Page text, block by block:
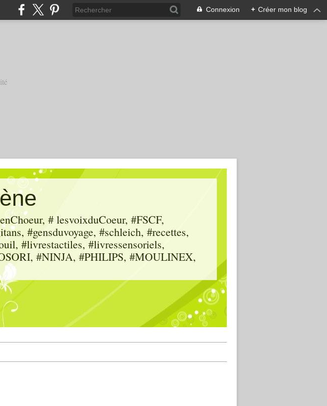
Connexion + Créer mon blog
# lesvoixduCoeur, #FSCF,
#gensduvoyage, #schleich, #recettes,
#livrestactiles, #livressensoriels,
#NINJA, #PHILIPS, #MOULINEX,